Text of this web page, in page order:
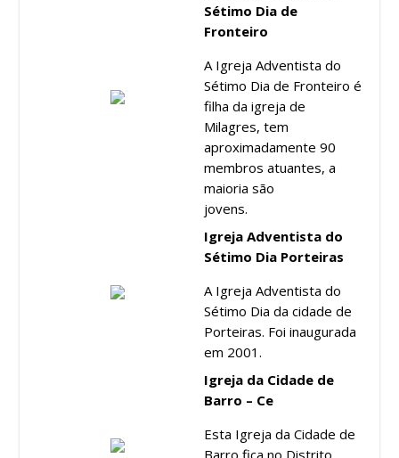
Sétimo Dia de
Fronteiro
A Igreja Adventista do
Sétimo Dia de Fronteiro é
filha da igreja de
Milagres, tem
aproximadamente 90
membros atuantes, a
maioria são
jovens.
Igreja Adventista do
Sétimo Dia Porteiras
A Igreja Adventista do
Sétimo Dia da cidade de
Porteiras. Foi inaugurada
em 2001.
Igreja da Cidade de
Barro – Ce
Esta Igreja da Cidade de
Barro fica no Distrito